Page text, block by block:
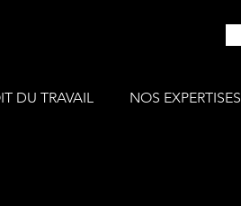
DU TRAVAIL NOS EXPERTISES